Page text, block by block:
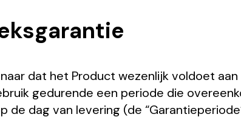
dat het Product wezenlijk voldoet
gedurende een periode die
de dag van levering (de